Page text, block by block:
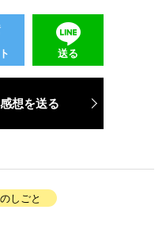
送る
想を送る
しごと